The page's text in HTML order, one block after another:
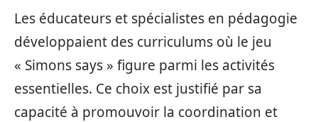
Les éducateurs et spécialistes en pédagogie
développaient des curriculums où le jeu
« Simons says » figure parmi les activités
essentielles. Ce choix est justifié par sa
capacité à promouvoir la coordination et